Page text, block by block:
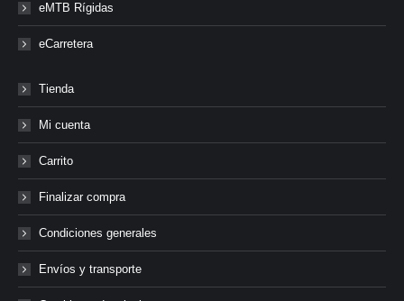
eMTB Rígidas
eCarretera
Tienda
Mi cuenta
Carrito
Finalizar compra
Condiciones generales
Envíos y transporte